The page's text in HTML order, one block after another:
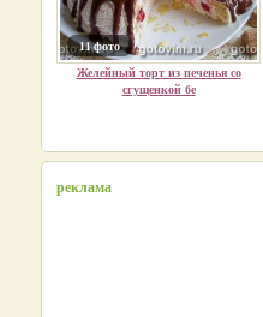
11 фото
Желейный торт из печенья со
сгущенкой бе
реклама